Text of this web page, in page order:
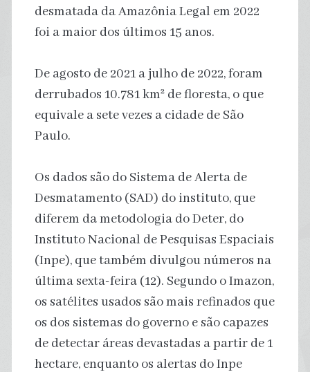
desmatada da Amazônia Legal em 2022
foi a maior dos últimos 15 anos.
De agosto de 2021 a julho de 2022, foram
derrubados 10.781 km² de floresta, o que
equivale a sete vezes a cidade de São
Paulo.
Os dados são do Sistema de Alerta de
Desmatamento (SAD) do instituto, que
diferem da metodologia do Deter, do
Instituto Nacional de Pesquisas Espaciais
(Inpe), que também divulgou números na
última sexta-feira (12). Segundo o Imazon,
os satélites usados são mais refinados que
os dos sistemas do governo e são capazes
de detectar áreas devastadas a partir de 1
hectare, enquanto os alertas do Inpe